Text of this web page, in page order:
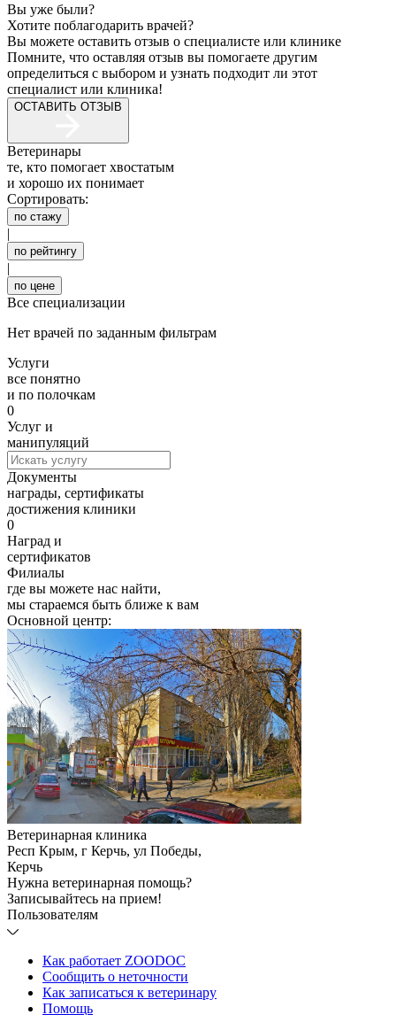
Вы уже были?
Хотите поблагодарить врачей?
Вы можете оставить отзыв о специалисте или клинике
Помните, что оставляя отзыв вы помогаете другим
определиться с выбором и узнать подходит ли этот
специалист или клиника!
ОСТАВИТЬ ОТЗЫВ
Ветеринары
те, кто помогает хвостатым
и хорошо их понимает
Сортировать:
по стажу
|
по рейтингу
|
по цене
Все специализации
Нет врачей по заданным фильтрам
Услуги
все понятно
и по полочкам
0
Услуг и
манипуляций
Документы
награды, сертификаты
достижения клиники
0
Наград и
сертификатов
Филиалы
где вы можете нас найти,
мы стараемся быть ближе к вам
Основной центр:
Ветеринарная клиника
Респ Крым, г Керчь, ул Победы,
Керчь
Нужна ветеринарная помощь?
Записывайтесь на прием!
Пользователям
Как работает ZOODOC
Сообщить о неточности
Как записаться к ветеринару
Помощь